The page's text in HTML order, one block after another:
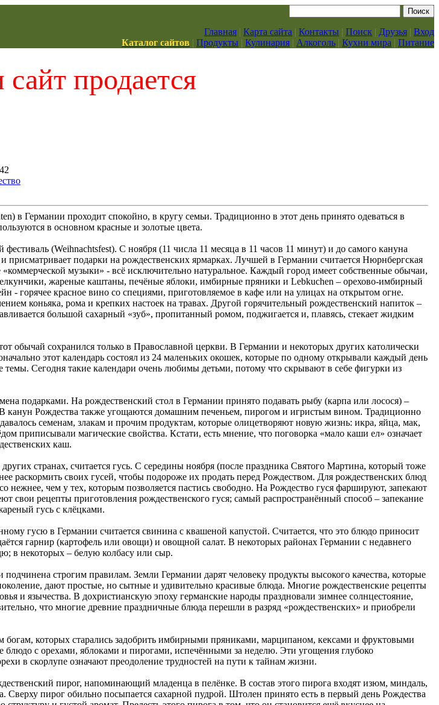
Главная | Карта сайта | Контакты | Поиск | Друзья | Вход
Каталог сайтов | Продукты | Кулинария | Алкоголь | Кухни мира | Питание
продается
в Германии проходит спокойно, в кругу семьи. Традиционно в этот день принято одеваться в
в основном красные и золотые цвета.
(Weihnachtsfest). С ноября (11 числа 11 месяца в 11 часов 11 минут) и до самого кануна
присматривает подарки на рождественских ярмарках. Лучшей в Германии считается Нюрнбергская
музыки» - всё исключительно натуральное. Каждый город имеет собственные обычаи,
жареные каштаны, печёные яблоки, имбирные пряники и Lebkuchen – орехово-имбирный
- горячее красное вино со специями, приготовляемое в кафе или на улицах на открытом огне.
коньяка, рома и крепких настоек на травах. Другой горячительный рождественский напиток –
большой сахарный «зуб», пропитанный ромом, поджигается и, плавясь, стекает жидким
обычай сохранился только в Православной церкви. В Германии и некоторых других католически
этот календарь состоял из 24 маленьких окошек, которые по одному открывали каждый день
Сегодня такие календари очень любимы детьми, потому что скрывают в себе фигурки из
подарками. На рождественский стол в Германии принято подавать рыбу (карпа или лосося) –
В канун Рождества также угощаются домашним печеньем, пирогом и игристым вином. Традиционно
семенам, злакам и прочим продуктам, которые олицетворяют новую жизнь: икра, яйца, мак,
приписывали магические свойства. Кстати, есть мнение, что поговорка «мало каши ел» означает
каш.
странах, считается гусь. С середины ноября (после праздника Святого Мартина, который тоже
раскормить своих гусей, чтобы подороже их продать перед Рождеством. Для рождественских блюд
чем у тех, которым позволяется пастись свободно. На Рождество гуся фаршируют, запекают
рецепты приготовления рождественского гуся; самый распространённый способ – запекание
гусь с клёцками.
гусю в Германии считается свинина с квашеной капустой. Считается, что это блюдо приносит
гарнир (картофель или овощи) и овощной салат. В некоторых районах Германии с недавнего
в некоторых – белую колбасу или сыр.
строгим правилам. Земли Германии дарят человеку продукты высокого качества, которые
дают простые, но сытные и удивительно красивые блюда. Многие рождественские рецепты
и язычества. В дохристианскую эпоху германские народы праздновали зимнее солнцестояние,
что многие древние праздничные блюда перешли в разряд «рождественских» и приобрели
богам, которых старались задобрить имбирными пряниками, марципаном, кексами и фруктовыми
блюдо с орехами, яблоками и пирогами, испечёнными за неделю. Эти угощения глубоко
в скорлупе означают преодоление трудностей на пути к тайнам жизни.
пирог, напоминающий младенца в пелёнке. В состав этого пирога входят изюм, миндаль,
Сверху пирог обильно посыпается сахарной пудрой. Штолен принято есть в первый день Рождества